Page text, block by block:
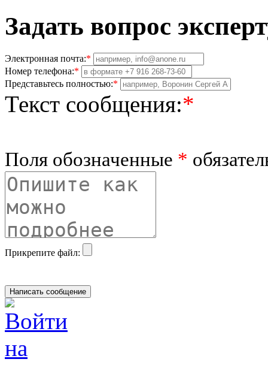
Задать вопрос
Электронная почта:*
Номер телефона:*
Представьтесь полностью:*
Текст сообщения:*
Поля обозначенные *
Прикрепите файл: